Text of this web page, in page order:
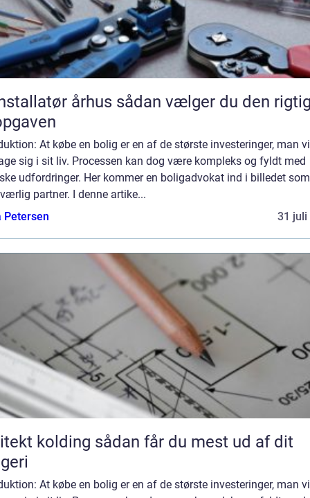
århus sådan vælger du den rigtige
At købe en bolig er en af de største investeringer, man
sig i sit liv. Processen kan dog være kompleks og fyldt med
udfordringer. Her kommer en boligadvokat ind i billedet
partner. I denne artike...
Petersen
31 juli
sådan får du mest ud af dit
At købe en bolig er en af de største investeringer, man